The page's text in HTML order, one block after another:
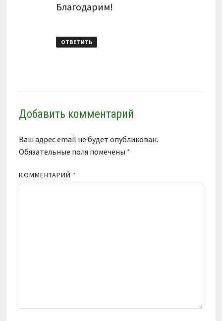
Благодарим!
ОТВЕТИТЬ
Добавить комментарий
Ваш адрес email не будет опубликован.
Обязательные поля помечены *
КОММЕНТАРИЙ *